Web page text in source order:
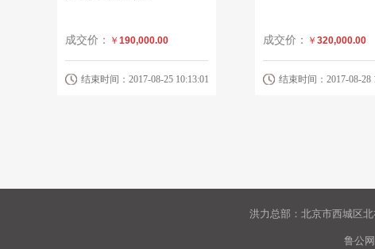
成交价： ￥ 190,000.00
结束时间：2017-08-25 10:13:01
成交价： ￥ 320,000.00
结束时间：2017-08-28
洪力总部：北京市西城区
鲁公